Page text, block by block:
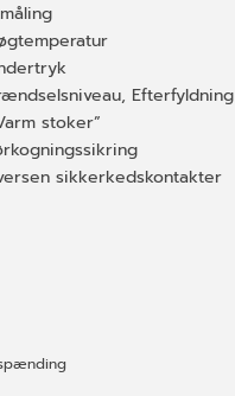
Efterfyldning
stoker”
sikkerkedskontakter